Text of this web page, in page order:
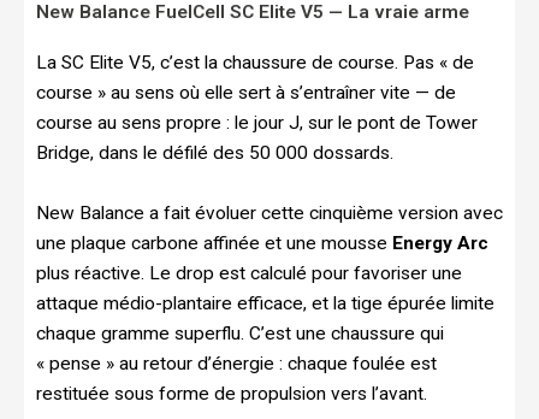
New Balance FuelCell SC Elite V5 — La vraie arme
La SC Elite V5, c’est la chaussure de course. Pas « de
course » au sens où elle sert à s’entraîner vite — de
course au sens propre : le jour J, sur le pont de Tower
Bridge, dans le défilé des 50 000 dossards.
New Balance a fait évoluer cette cinquième version avec
une plaque carbone affinée et une mousse Energy Arc
plus réactive. Le drop est calculé pour favoriser une
attaque médio-plantaire efficace, et la tige épurée limite
chaque gramme superflu. C’est une chaussure qui
« pense » au retour d’énergie : chaque foulée est
restituée sous forme de propulsion vers l’avant.